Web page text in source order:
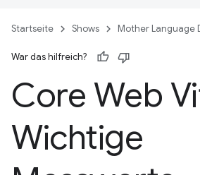
Startseite Shows Mother Language
War das hilfreich?
Core Web
Wichtige